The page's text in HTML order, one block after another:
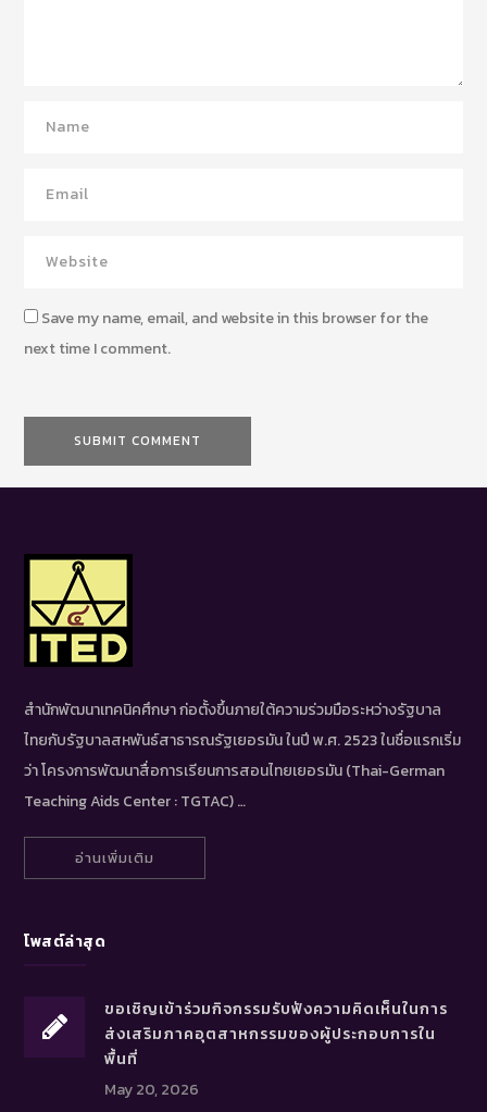
Save my name, email, and website in this browser for the
next time I comment.
สำนักพัฒนาเทคนิคศึกษา ก่อตั้งขึ้นภายใต้ความร่วมมือระหว่างรัฐบาล
ไทยกับรัฐบาลสหพันธ์สาธารณรัฐเยอรมัน ในปี พ.ศ. 2523 ในชื่อแรกเริ่ม
ว่า โครงการพัฒนาสื่อการเรียนการสอนไทยเยอรมัน (Thai-German
Teaching Aids Center : TGTAC) …
อ่านเพิ่มเติม
โพสต์ล่าสุด
ขอเชิญเข้าร่วมกิจกรรมรับฟังความคิดเห็นในการ
ส่งเสริมภาคอุตสาหกรรมของผู้ประกอบการใน
พื้นที่
May 20, 2026